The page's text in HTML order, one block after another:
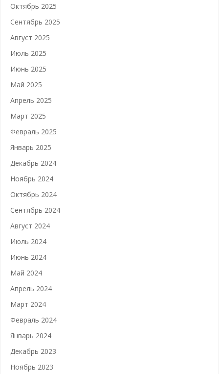
Октябрь 2025
Сентябрь 2025
Август 2025
Июль 2025
Июнь 2025
Май 2025
Апрель 2025
Март 2025
Февраль 2025
Январь 2025
Декабрь 2024
Ноябрь 2024
Октябрь 2024
Сентябрь 2024
Август 2024
Июль 2024
Июнь 2024
Май 2024
Апрель 2024
Март 2024
Февраль 2024
Январь 2024
Декабрь 2023
Ноябрь 2023